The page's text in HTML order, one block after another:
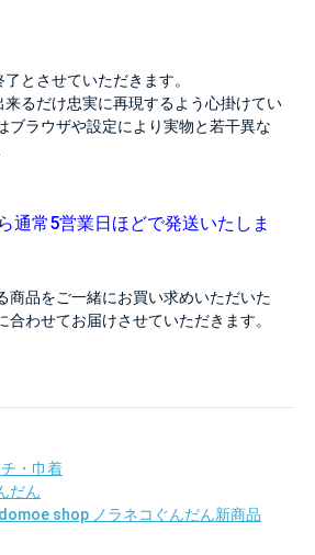
とさせていただきます。
るだけ忠実に再現するよう心掛けてい
ブラウザや設定により実物と若干異な
通常5営業日ほどで発送いたしま
商品をご一緒にお買い求めいただいた
合わせてお届けさせていただきます。
・巾着
だん
shop ノラネコぐんだん新商品